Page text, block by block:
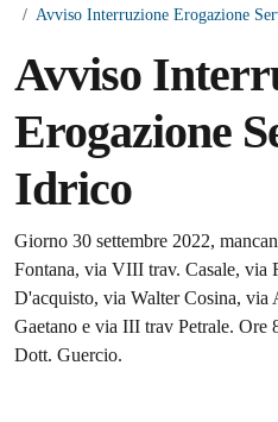
/ Avviso Interruzione Erogazione
Avviso
Erogazione
Idrico
Dettagli della
Giorno 30 settembre 2022,
Fontana, via VIII trav. Casale, via
D'acquisto, via Walter Cosina, via
Gaetano e via III trav Petrale. Ore
Dott. Guercio.